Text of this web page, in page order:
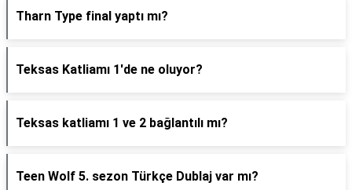
Tharn Type final yaptı mı?
Teksas Katliamı 1'de ne oluyor?
Teksas katliamı 1 ve 2 bağlantılı mı?
Teen Wolf 5. sezon Türkçe Dublaj var mı?